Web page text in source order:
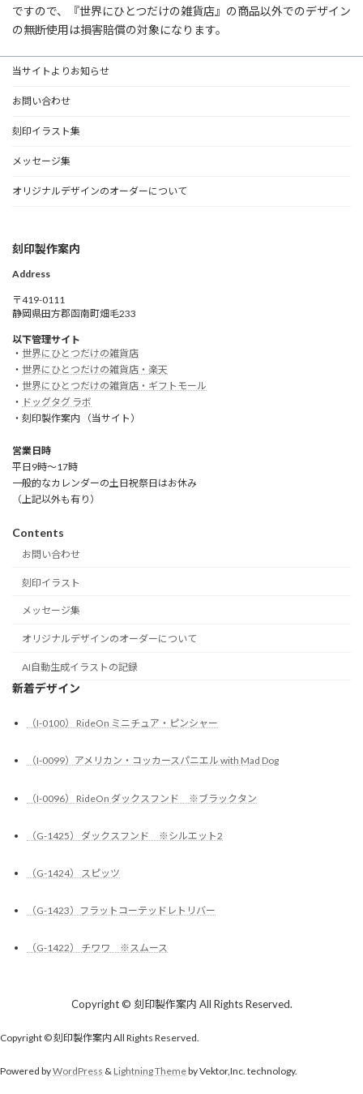
ですので、『世界にひとつだけの雑貨店』の商品以外でのデザイン
の無断使用は損害賠償の対象になります。
当サイトよりお知らせ
お問い合わせ
刻印イラスト集
メッセージ集
オリジナルデザインのオーダーについて
刻印製作案内
Address
〒419-0111
静岡県田方郡函南町畑毛233
以下管理サイト
・ 世界にひとつだけの雑貨店
・ 世界にひとつだけの雑貨店・楽天
・ 世界にひとつだけの雑貨店・ギフトモール
・ ドッグタグ ラボ
・刻印製作案内 （当サイト）
営業日時
平日9時～17時
一般的なカレンダーの土日祝祭日はお休み
（上記以外も有り）
Contents
お問い合わせ
刻印イラスト
メッセージ集
オリジナルデザインのオーダーについて
AI自動生成イラストの記録
新着デザイン
（I-0100） RideOn ミニチュア・ピンシャー
（I-0099）アメリカン・コッカースパニエル with Mad Dog
（I-0096） RideOn ダックスフンド ※ブラックタン
（G-1425） ダックスフンド ※シルエット2
（G-1424） スピッツ
（G-1423）フラットコーテッドレトリバー
（G-1422） チワワ ※スムース
Copyright © 刻印製作案内 All Rights Reserved.
Copyright © 刻印製作案内 All Rights Reserved.
Powered byWordPress & Lightning Themeby Vektor,Inc. technology.